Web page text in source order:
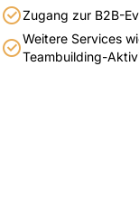
Zugang zur B2B-
Weitere Services
Teambuilding-